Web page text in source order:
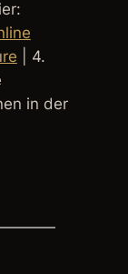
| 4.
in der